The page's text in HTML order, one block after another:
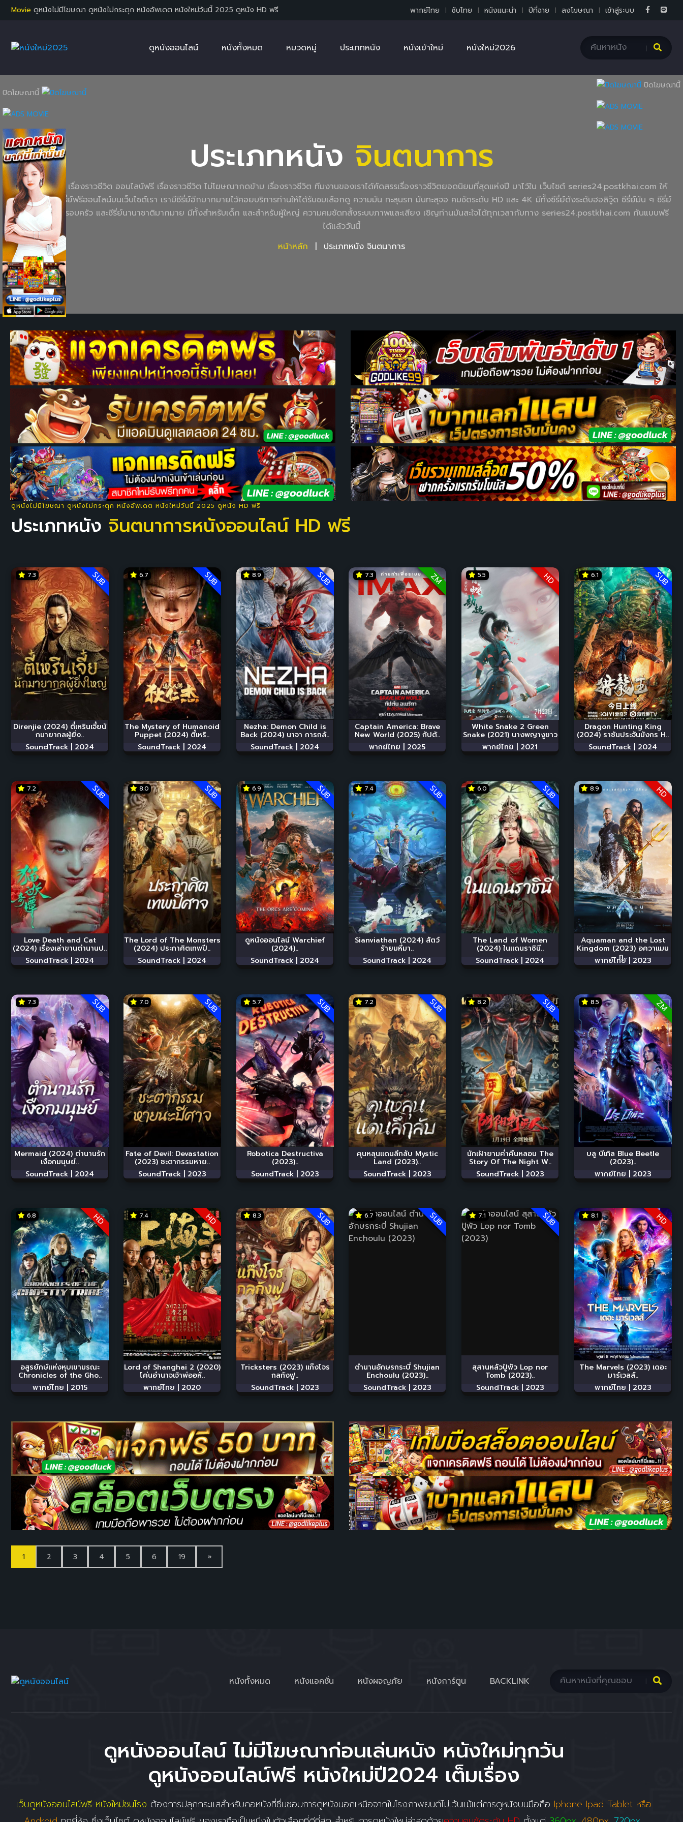
Movie ดูหนังไม่มีโฆษณา ดูหนังไม่กระตุก หนังอัพเดต หนังใหม่วันนี้ 2025 ดูหนัง HD ฟรี พากย์ไทย ซับไทย หนังแนะนำ ปีที่ฉาย ลงโฆษณา เข้าสู่ระบบ
ดูหนังออนไลน์ หนังทั้งหมด หมวดหมู่ ประเภทหนัง หนังเข้าใหม่ หนังใหม่2026
ประเภทหนัง จินตนาการ
ดูซีรี่ย์เกี่ยวกับ เรื่องราวชีวิต ออนไลน์ฟรี เรื่องราวชีวิต ไม่โฆษณากดข้าม เรื่องราวชีวิต ทีมงานของเราได้คัดสรรเรื่องราวชีวิตยอดนิยมที่สุดแห่งปี มาไว้ใน เว็บไซต์ series24.postkhai.com ให้
ท่านได้เลือกดูซีรี่ย์ฟรีออนไลน์บนเว็บไซต์เรา เรามีซีรี่ย์อีกมากมายไว้คอยบริการท่านให้ได้รับชมเลือกดู ความมัน ทะลุนรก มันทะลุจอ คมชัดระดับ HD และ 4K มีทั้งซีรี่ย์ดังระดับฮอลิวู๊ด ซีรี่ย์มัน ๆ ซีรี่ย์
ความรัก ซีรี่ย์ครอบครัว และซีรี่ย์นานาชาติมากมาย มีทั้งสำหรับเด็ก และสำหรับผู้ใหญ่ ความคมชัดทสั้งระบบภาพและเสียง เชิญท่านมันสะใจได้ทุกเวลากับทาง series24.postkhai.com กันแบบฟรี
ได้แล้ววันนี้
หน้าหลัก
ประเภทหนัง จินตนาการ
ดูหนังไม่มีโฆษณา ดูหนังไม่กระตุก หนังอัพเดต หนังใหม่วันนี้ 2025 ดูหนัง HD ฟรี
ประเภทหนัง จินตนาการหนังออนไลน์ HD ฟรี
SUB
7.3
Direnjie (2024) ตี๋เหรินเจี๋ยนั
กมายากลผู้ยิ่ง..
SoundTrack | 2024
SUB
6.7
The Mystery of Humanoid
Puppet (2024) ตี๋เหริ..
SoundTrack | 2024
SUB
8.9
Nezha: Demon Child is
Back (2024) นาจา การกลั..
SoundTrack | 2024
ZM
7.3
Captain America: Brave
New World (2025) กัปตั..
พากย์ไทย | 2025
HD
5.5
White Snake 2 Green
Snake (2021) นางพญางูขาว
..
พากย์ไทย | 2021
SUB
6.1
Dragon Hunting King
(2024) ราชันประจันมังกร H..
SoundTrack | 2024
SUB
7.2
Love Death and Cat
(2024) เรื่องเล่าขานตำนานป..
SoundTrack | 2024
SUB
8.0
The Lord of The Monsters
(2024) ประกาศิตเทพปี..
SoundTrack | 2024
SUB
6.9
ดูหนังออนไลน์ Warchief
(2024)..
SoundTrack | 2024
SUB
7.4
Sianviathan (2024) สัตว์
ร้ายมหึมา..
SoundTrack | 2024
SUB
6.0
The Land of Women
(2024) ในแดนราชินี..
SoundTrack | 2024
HD
8.9
Aquaman and the Lost
Kingdom (2023) อควาแมน
ก..
พากย์ไทย | 2023
SUB
7.3
Mermaid (2024) ตำนานรัก
เงือกมนุษย์..
SoundTrack | 2024
SUB
7.0
Fate of Devil: Devastation
(2023) ชะตากรรมหาย..
SoundTrack | 2023
SUB
5.7
Robotica Destructiva
(2023)..
SoundTrack | 2023
SUB
7.2
คุนหลุนแดนลึกลับ Mystic
Land (2023)..
SoundTrack | 2023
SUB
8.2
นักเฝ้ายามค่ำคืนหลอน The
Story Of The Night W..
SoundTrack | 2023
ZM
8.5
บลู บีเทิล Blue Beetle
(2023)..
พากย์ไทย | 2023
HD
6.8
อสูรยักษ์แห่งหุบเขามรณะ
Chronicles of the Gho..
พากย์ไทย | 2015
HD
7.4
Lord of Shanghai 2 (2020)
โค่นอำนาจเจ้าพ่ออหั..
พากย์ไทย | 2020
SUB
8.3
Tricksters (2023) แก๊งโจร
กลกังฟู..
SoundTrack | 2023
SUB
6.7
ตำนานอักษรกระบี่ Shujian
Enchoulu (2023)..
SoundTrack | 2023
SUB
7.1
สุสานหลัวปู้พัว Lop nor
Tomb (2023)..
SoundTrack | 2023
HD
8.1
The Marvels (2023) เดอะ
มาร์เวลส์..
พากย์ไทย | 2023
1 2 3 4 5 6 19 »
หนังทั้งหมด หนังแอคชั่น หนังผจญภัย หนังการ์ตูน BACKLINK
ดูหนังออนไลน์ ไม่มีโฆษณาก่อนเล่นหนัง หนังใหม่ทุกวัน
ดูหนังออนไลน์ฟรี หนังใหม่ปี2024 เต็มเรื่อง
เว็บดูหนังออนไลน์ฟรี หนังใหม่ชนโรง ต้องการปลุกกระแสสำหรับคอหนังที่ชื่นชอบการดูหนังนอกเหนือจากในโรงภาพยนต์ไม่เว้นแม้แต่การดูหนังบนมือถือ Iphone Ipad Tablet หรือ
ปิดโฆษณานี้
ปิดโฆษณานี้